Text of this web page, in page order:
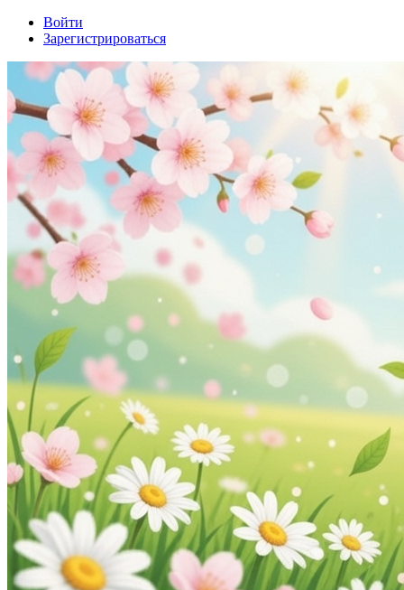
Войти
Зарегистрироваться